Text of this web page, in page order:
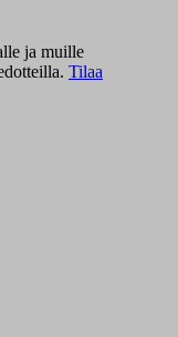
ja muille
Tilaa